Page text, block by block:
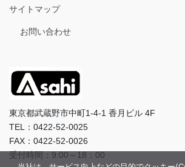
サイトマップ
お問い合わせ
東京都武蔵野市中町1-4-1 香月ビル 4F
TEL：0422-52-0025
FAX：0422-52-0026
受付時間：9:00～18：00